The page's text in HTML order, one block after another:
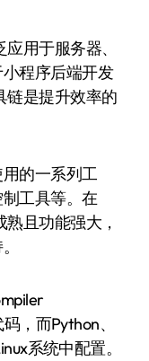
程序后端开发
链是提升效率的
的一系列工
工具等。在
且功能强大，
，而Python、
系统中配置。